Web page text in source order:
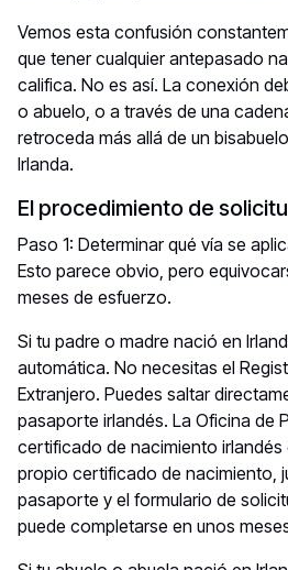
Vemos esta confusión
que tener cualquier antepasado
califica. No es así. La conexión
o abuelo, o a través de una
retroceda más allá de un
Irlanda.
El procedimiento de
Paso 1: Determinar qué vía se
Esto parece obvio, pero
meses de esfuerzo.
Si tu padre o madre nació en
automática. No necesitas el
Extranjero. Puedes saltar
pasaporte irlandés. La Oficina de
certificado de nacimiento irlandés
propio certificado de nacimiento,
pasaporte y el formulario de
puede completarse en unos